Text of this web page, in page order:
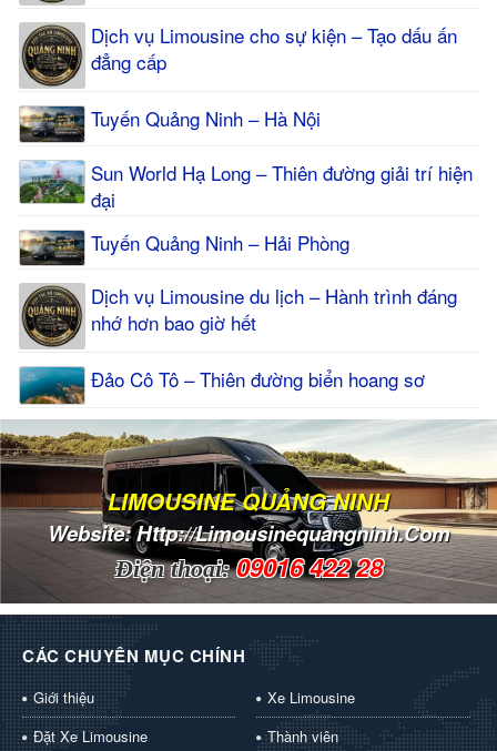
Dịch vụ Limousine cho sự kiện – Tạo dấu ấn
đẳng cấp
Tuyến Quảng Ninh – Hà Nội
Sun World Hạ Long – Thiên đường giải trí hiện
đại
Tuyến Quảng Ninh – Hải Phòng
Dịch vụ Limousine du lịch – Hành trình đáng
nhớ hơn bao giờ hết
Đảo Cô Tô – Thiên đường biển hoang sơ
LIMOUSINE QUẢNG NINH
Website: Http://limousinequangninh.com
Điện thoại: 09016 422 28
CÁC CHUYÊN MỤC CHÍNH
Giới thiệu
Xe Limousine
Đặt Xe Limousine
Thành viên